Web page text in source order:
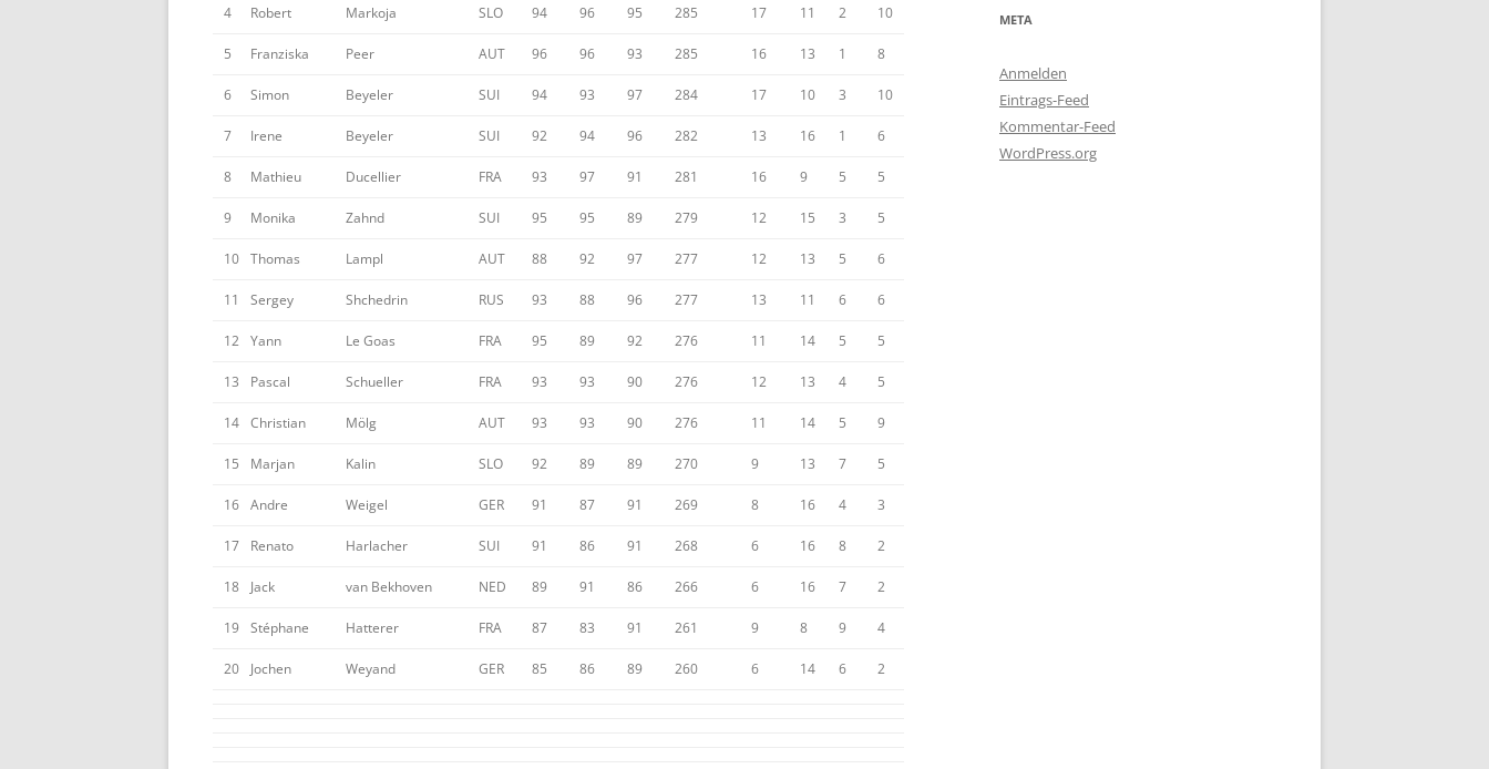
4 Robert Markoja SLO 94 96 95 285 17 11 2 10
5 Franziska Peer AUT 96 96 93 285 16 13 1 8
6 Simon Beyeler SUI 94 93 97 284 17 10 3 10
7 Irene Beyeler SUI 92 94 96 282 13 16 1 6
8 Mathieu Ducellier FRA 93 97 91 281 16 9 5 5
9 Monika Zahnd SUI 95 95 89 279 12 15 3 5
10 Thomas Lampl AUT 88 92 97 277 12 13 5 6
11 Sergey Shchedrin RUS 93 88 96 277 13 11 6 6
12 Yann Le Goas FRA 95 89 92 276 11 14 5 5
13 Pascal Schueller FRA 93 93 90 276 12 13 4 5
14 Christian Mölg AUT 93 93 90 276 11 14 5 9
15 Marjan Kalin SLO 92 89 89 270 9 13 7 5
16 Andre Weigel GER 91 87 91 269 8 16 4 3
17 Renato Harlacher SUI 91 86 91 268 6 16 8 2
18 Jack van Bekhoven NED 89 91 86 266 6 16 7 2
19 Stéphane Hatterer FRA 87 83 91 261 9 8 9 4
20 Jochen Weyand GER 85 86 89 260 6 14 6 2
META
Anmelden
Eintrags-Feed
Kommentar-Feed
WordPress.org